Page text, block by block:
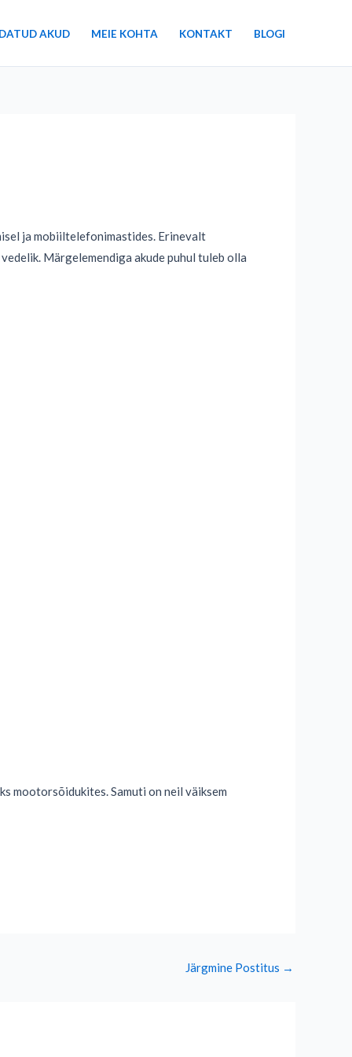
AKUD MEIE KOHTA KONTAKT BLOGI
ja mobiiltelefonimastides. Erinevalt
Märgelemendiga akude puhul tuleb olla
mootorsõidukites. Samuti on neil väiksem
Järgmine Postitus →